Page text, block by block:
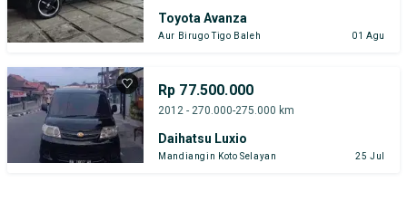
Toyota Avanza
Aur Birugo Tigo Baleh 01 Agu
Rp 77.500.000
2012 - 270.000-275.000 km
Daihatsu Luxio
Mandiangin Koto Selayan 25 Jul